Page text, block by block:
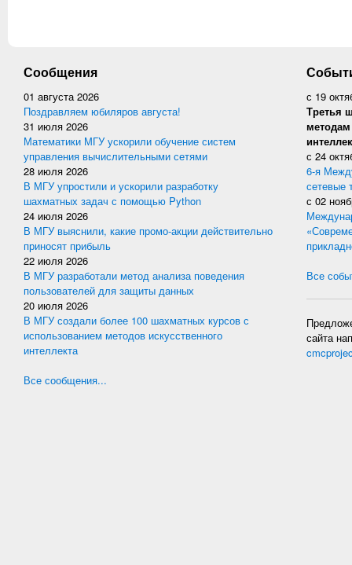
Сообщения
01 августа 2026
Поздравляем юбиляров августа!
31 июля 2026
Математики МГУ ускорили обучение систем
управления вычислительными сетями
28 июля 2026
В МГУ упростили и ускорили разработку
шахматных задач с помощью Python
24 июля 2026
В МГУ выяснили, какие промо-акции действительно
приносят прибыль
22 июля 2026
В МГУ разработали метод анализа поведения
пользователей для защиты данных
20 июля 2026
В МГУ создали более 100 шахматных курсов с
использованием методов искусственного
интеллекта
Все сообщения...
с 19
Третья
методам
с 24
6-я
сетевые
с 02
Все
сайта